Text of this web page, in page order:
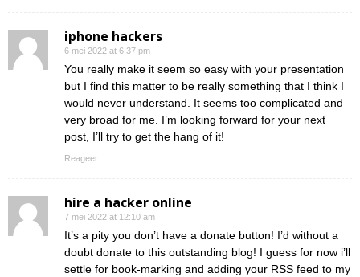
iphone hackers
6 mei 2022 at 6:37 pm
You really make it seem so easy with your presentation
but I find this matter to be really something that I think I
would never understand. It seems too complicated and
very broad for me. I’m looking forward for your next
post, I’ll try to get the hang of it!
Reageer
hire a hacker online
7 mei 2022 at 12:10 am
It’s a pity you don’t have a donate button! I’d without a
doubt donate to this outstanding blog! I guess for now i’ll
settle for book-marking and adding your RSS feed to my